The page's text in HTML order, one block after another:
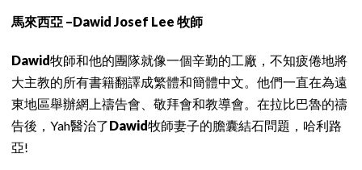
馬來西亞 –Dawid Josef Lee 牧師
Dawid牧師和他的團隊就像一個辛勤的工廠，不知疲倦地將
大主教的所有書籍翻譯成繁體和簡體中文。他們一直在為遠
東地區舉辦網上禱告會、敬拜會和教導會。在拉比巴魯的禱
告後，Yah醫治了Dawid牧師妻子的膽囊結石問題，哈利路
亞!